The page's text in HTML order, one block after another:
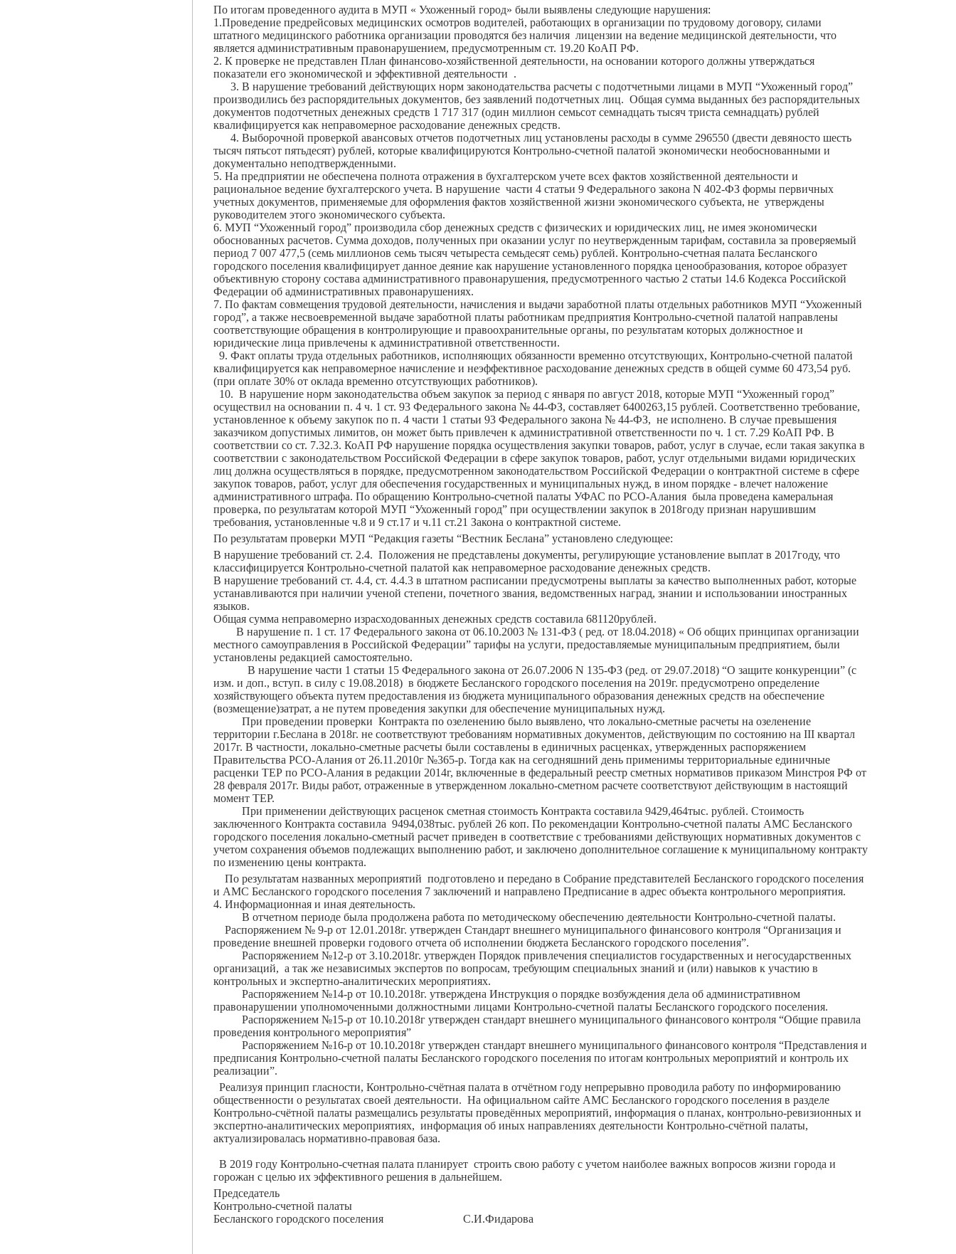
По итогам проведенного аудита в МУП « Ухоженный город» были выявлены следующие нарушения:
1.Проведение предрейсовых медицинских осмотров водителей, работающих в организации по трудовому договору, силами
штатного медицинского работника организации проводятся без наличия лицензии на ведение медицинской деятельности, что
является административным правонарушением, предусмотренным ст. 19.20 КоАП РФ.
2. К проверке не представлен План финансово-хозяйственной деятельности, на основании которого должны утверждаться
показатели его экономической и эффективной деятельности .
3. В нарушение требований действующих норм законодательства расчеты с подотчетными лицами в МУП “Ухоженный город”
производились без распорядительных документов, без заявлений подотчетных лиц. Общая сумма выданных без распорядительных
документов подотчетных денежных средств 1 717 317 (один миллион семьсот семнадцать тысяч триста семнадцать) рублей
квалифицируется как неправомерное расходование денежных средств.
4. Выборочной проверкой авансовых отчетов подотчетных лиц установлены расходы в сумме 296550 (двести девяносто шесть
тысяч пятьсот пятьдесят) рублей, которые квалифицируются Контрольно-счетной палатой экономически необоснованными и
документально неподтвержденными.
5. На предприятии не обеспечена полнота отражения в бухгалтерском учете всех фактов хозяйственной деятельности и
рациональное ведение бухгалтерского учета. В нарушение части 4 статьи 9 Федерального закона N 402-ФЗ формы первичных
учетных документов, применяемые для оформления фактов хозяйственной жизни экономического субъекта, не утверждены
руководителем этого экономического субъекта.
6. МУП “Ухоженный город” производила сбор денежных средств с физических и юридических лиц, не имея экономически
обоснованных расчетов. Сумма доходов, полученных при оказании услуг по неутвержденным тарифам, составила за проверяемый
период 7 007 477,5 (семь миллионов семь тысяч четыреста семьдесят семь) рублей. Контрольно-счетная палата Бесланского
городского поселения квалифицирует данное деяние как нарушение установленного порядка ценообразования, которое образует
объективную сторону состава административного правонарушения, предусмотренного частью 2 статьи 14.6 Кодекса Российской
Федерации об административных правонарушениях.
7. По фактам совмещения трудовой деятельности, начисления и выдачи заработной платы отдельных работников МУП “Ухоженный
город”, а также несвоевременной выдаче заработной платы работникам предприятия Контрольно-счетной палатой направлены
соответствующие обращения в контролирующие и правоохранительные органы, по результатам которых должностное и
юридические лица привлечены к административной ответственности.
9. Факт оплаты труда отдельных работников, исполняющих обязанности временно отсутствующих, Контрольно-счетной палатой
квалифицируется как неправомерное начисление и неэффективное расходование денежных средств в общей сумме 60 473,54 руб.
(при оплате 30% от оклада временно отсутствующих работников).
10. В нарушение норм законодательства объем закупок за период с января по август 2018, которые МУП “Ухоженный город”
осуществил на основании п. 4 ч. 1 ст. 93 Федерального закона № 44-ФЗ, составляет 6400263,15 рублей. Соответственно требование,
установленное к объему закупок по п. 4 части 1 статьи 93 Федерального закона № 44-ФЗ, не исполнено. В случае превышения
заказчиком допустимых лимитов, он может быть привлечен к административной ответственности по ч. 1 ст. 7.29 КоАП РФ. В
соответствии со ст. 7.32.3. КоАП РФ нарушение порядка осуществления закупки товаров, работ, услуг в случае, если такая закупка в
соответствии с законодательством Российской Федерации в сфере закупок товаров, работ, услуг отдельными видами юридических
лиц должна осуществляться в порядке, предусмотренном законодательством Российской Федерации о контрактной системе в сфере
закупок товаров, работ, услуг для обеспечения государственных и муниципальных нужд, в ином порядке - влечет наложение
административного штрафа. По обращению Контрольно-счетной палаты УФАС по РСО-Алания была проведена камеральная
проверка, по результатам которой МУП “Ухоженный город” при осуществлении закупок в 2018году признан нарушившим
требования, установленные ч.8 и 9 ст.17 и ч.11 ст.21 Закона о контрактной системе.
По результатам проверки МУП “Редакция газеты “Вестник Беслана” установлено следующее:
В нарушение требований ст. 2.4. Положения не представлены документы, регулирующие установление выплат в 2017году, что
классифицируется Контрольно-счетной палатой как неправомерное расходование денежных средств.
В нарушение требований ст. 4.4, ст. 4.4.3 в штатном расписании предусмотрены выплаты за качество выполненных работ, которые
устанавливаются при наличии ученой степени, почетного звания, ведомственных наград, знании и использовании иностранных
языков.
Общая сумма неправомерно израсходованных денежных средств составила 681120рублей.
В нарушение п. 1 ст. 17 Федерального закона от 06.10.2003 № 131-ФЗ ( ред. от 18.04.2018) « Об общих принципах организации
местного самоуправления в Российской Федерации” тарифы на услуги, предоставляемые муниципальным предприятием, были
установлены редакцией самостоятельно.
В нарушение части 1 статьи 15 Федерального закона от 26.07.2006 N 135-ФЗ (ред. от 29.07.2018) “О защите конкуренции” (с
изм. и доп., вступ. в силу с 19.08.2018) в бюджете Бесланского городского поселения на 2019г. предусмотрено определение
хозяйствующего объекта путем предоставления из бюджета муниципального образования денежных средств на обеспечение
(возмещение)затрат, а не путем проведения закупки для обеспечение муниципальных нужд.
При проведении проверки Контракта по озеленению было выявлено, что локально-сметные расчеты на озеленение
территории г.Беслана в 2018г. не соответствуют требованиям нормативных документов, действующим по состоянию на III квартал
2017г. В частности, локально-сметные расчеты были составлены в единичных расценках, утвержденных распоряжением
Правительства РСО-Алания от 26.11.2010г №365-р. Тогда как на сегодняшний день применимы территориальные единичные
расценки ТЕР по РСО-Алания в редакции 2014г, включенные в федеральный реестр сметных нормативов приказом Минстроя РФ от
28 февраля 2017г. Виды работ, отраженные в утвержденном локально-сметном расчете соответствуют действующим в настоящий
момент ТЕР.
При применении действующих расценок сметная стоимость Контракта составила 9429,464тыс. рублей. Стоимость
заключенного Контракта составила 9494,038тыс. рублей 26 коп. По рекомендации Контрольно-счетной палаты АМС Бесланского
городского поселения локально-сметный расчет приведен в соответствие с требованиями действующих нормативных документов с
учетом сохранения объемов подлежащих выполнению работ, и заключено дополнительное соглашение к муниципальному контракту
по изменению цены контракта.
По результатам названных мероприятий подготовлено и передано в Собрание представителей Бесланского городского поселения
и АМС Бесланского городского поселения 7 заключений и направлено Предписание в адрес объекта контрольного мероприятия.
4. Информационная и иная деятельность.
В отчетном периоде была продолжена работа по методическому обеспечению деятельности Контрольно-счетной палаты.
Распоряжением № 9-р от 12.01.2018г. утвержден Стандарт внешнего муниципального финансового контроля “Организация и
проведение внешней проверки годового отчета об исполнении бюджета Бесланского городского поселения”.
Распоряжением №12-р от 3.10.2018г. утвержден Порядок привлечения специалистов государственных и негосударственных
организаций, а так же независимых экспертов по вопросам, требующим специальных знаний и (или) навыков к участию в
контрольных и экспертно-аналитических мероприятиях.
Распоряжением №14-р от 10.10.2018г. утверждена Инструкция о порядке возбуждения дела об административном
правонарушении уполномоченными должностными лицами Контрольно-счетной палаты Бесланского городского поселения.
Распоряжением №15-р от 10.10.2018г утвержден стандарт внешнего муниципального финансового контроля “Общие правила
проведения контрольного мероприятия”
Распоряжением №16-р от 10.10.2018г утвержден стандарт внешнего муниципального финансового контроля “Представления и
предписания Контрольно-счетной палаты Бесланского городского поселения по итогам контрольных мероприятий и контроль их
реализации”.
Реализуя принцип гласности, Контрольно-счётная палата в отчётном году непрерывно проводила работу по информированию
общественности о результатах своей деятельности. На официальном сайте АМС Бесланского городского поселения в разделе
Контрольно-счётной палаты размещались результаты проведённых мероприятий, информация о планах, контрольно-ревизионных и
экспертно-аналитических мероприятиях, информация об иных направлениях деятельности Контрольно-счётной палаты,
актуализировалась нормативно-правовая база.
В 2019 году Контрольно-счетная палата планирует строить свою работу с учетом наиболее важных вопросов жизни города и
горожан с целью их эффективного решения в дальнейшем.
Председатель
Контрольно-счетной палаты
Бесланского городского поселения С.И.Фидарова